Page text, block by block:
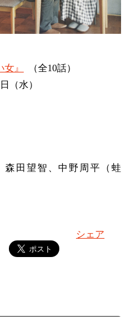
』
（全10話）
（水）
森田望智、中野周平（蛙
シェア